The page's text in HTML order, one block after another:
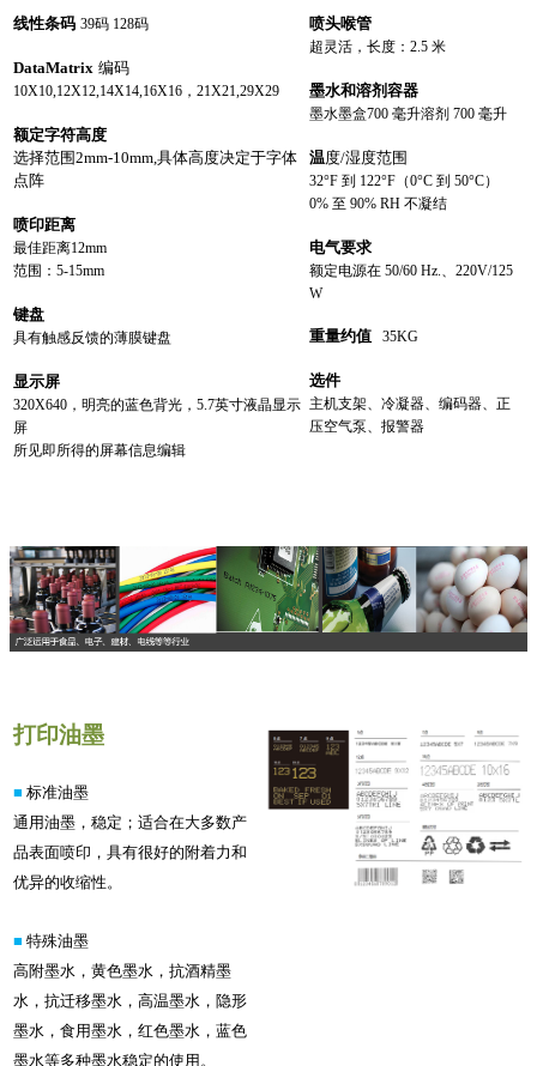
线性条码 39码 128码
DataMatrix 编码
10X10,12X12,14X14,16X16 ， 21X21,29X29
额定字符高度
选择范围2mm-10mm, 具体高度决定于字体
点阵
喷印距离
最佳距离12mm
范围： 5-15mm
键盘
具有触感反馈的薄膜键盘
显示屏
320X640 ，明亮的蓝色背光， 5.7英寸液晶显示
屏
所见即所得的屏幕信息编辑
喷头喉管
超灵活，长度： 2.5 米
墨水和溶剂容器
墨水墨盒700 毫升溶剂 700 毫升
温度/湿度范围
32°F 到 122°F（0°C 到 50°C）
0% 至 90% RH 不凝结
电气要求
额定电源在 50/60 Hz.、 220V/125
W
重量约值 35KG
选件
主机支架、冷凝器、编码器、正
压空气泵、报警器
打印油墨
■ 标准油墨
通用油墨，稳定；适合在大多数产
品表面喷印，具有很好的附着力和
优异的收缩性。
■ 特殊油墨
高附墨水，黄色墨水，抗酒精墨
水，抗迁移墨水，高温墨水，隐形
墨水，食用墨水，红色墨水，蓝色
墨水等多种墨水稳定的使用。